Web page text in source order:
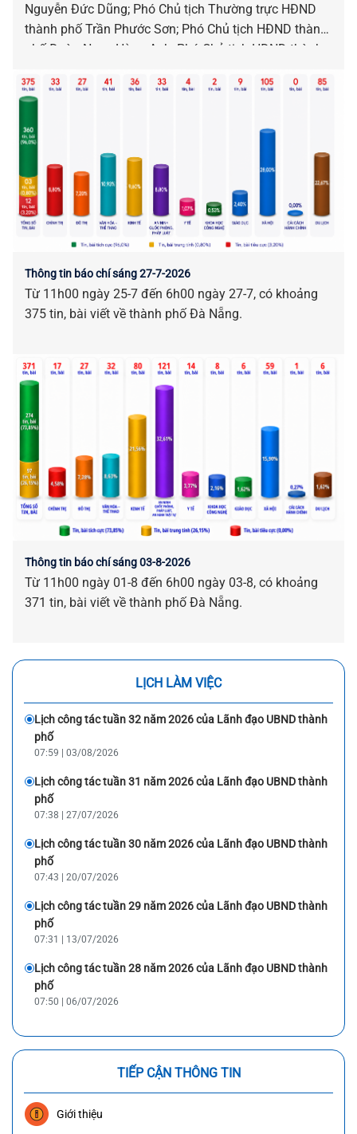
Nguyễn Đức Dũng; Phó Chủ tịch Thường trực HĐND
thành phố Trần Phước Sơn; Phó Chủ tịch HĐND thành
phố Đoàn Ngọc Hùng Anh; Phó Chủ tịch HĐND thành
Thông tin báo chí sáng 27-7-2026
Từ 11h00 ngày 25-7 đến 6h00 ngày 27-7, có khoảng
375 tin, bài viết về thành phố Đà Nẵng.
Thông tin báo chí sáng 03-8-2026
Từ 11h00 ngày 01-8 đến 6h00 ngày 03-8, có khoảng
371 tin, bài viết về thành phố Đà Nẵng.
LỊCH LÀM VIỆC
Lịch công tác tuần 32 năm 2026 của Lãnh đạo UBND thành
phố
07:59 | 03/08/2026
Lịch công tác tuần 31 năm 2026 của Lãnh đạo UBND thành
phố
07:38 | 27/07/2026
Lịch công tác tuần 30 năm 2026 của Lãnh đạo UBND thành
phố
07:43 | 20/07/2026
Lịch công tác tuần 29 năm 2026 của Lãnh đạo UBND thành
phố
07:31 | 13/07/2026
Lịch công tác tuần 28 năm 2026 của Lãnh đạo UBND thành
phố
07:50 | 06/07/2026
TIẾP CẬN THÔNG TIN
Giới thiệu